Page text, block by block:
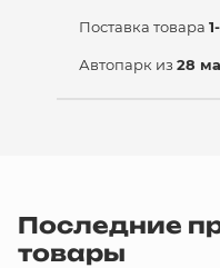
Поставка товара
Автопарк из 28
Последние
товары